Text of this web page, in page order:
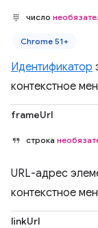
число
Chrome 51+
Идентификатор
контекстное
frameUrl
строка
URL-адрес
контекстное
linkUrl